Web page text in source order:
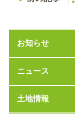
お知らせ
ニュース
土地情報